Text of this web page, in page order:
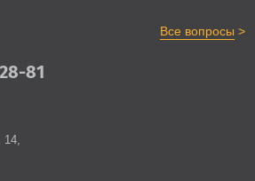
Все вопросы >
81
14,